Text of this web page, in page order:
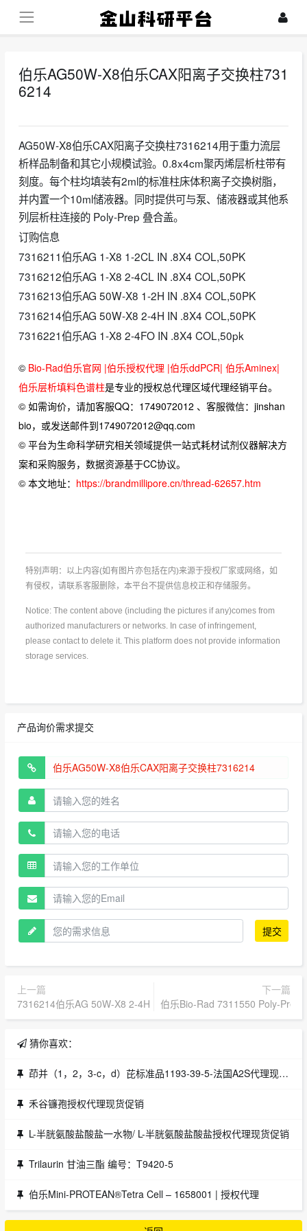
伯乐AG50W-X8伯乐CAX阳离子交换柱731
6214
AG50W-X8伯乐CAX阳离子交换柱7316214用于重力流层
析样品制备和其它小规模试验。0.8x4cm聚丙烯层析柱带有
刻度。每个柱均填装有2ml的标准柱床体积离子交换树脂，
并内置一个10ml储液器。同时提供可与泵、储液器或其他系
列层析柱连接的 Poly-Prep 叠合盖。
订购信息
7316211伯乐AG 1-X8 1-2CL IN .8X4 COL,50PK
7316212伯乐AG 1-X8 2-4CL IN .8X4 COL,50PK
7316213伯乐AG 50W-X8 1-2H IN .8X4 COL,50PK
7316214伯乐AG 50W-X8 2-4H IN .8X4 COL,50PK
7316221伯乐AG 1-X8 2-4FO IN .8X4 COL,50pk
© Bio-Rad伯乐官网 |伯乐授权代理 |伯乐ddPCR| 伯乐Aminex|
伯乐层析填料色谱柱是专业的授权总代理区域代理经销平台。
© 如需询价，请加客服QQ：1749072012 、客服微信：jinshan
bio，或发送邮件到1749072012@qq.com
© 平台为生命科学研究相关领域提供一站式耗材试剂仪器解决方
案和采购服务，数据资源基于CC协议。
© 本文地址： https://brandmillipore.cn/thread-62657.htm
特别声明：以上内容(如有图片亦包括在内)来源于授权厂家或网络，如
有侵权，请联系客服删除，本平台不提供信息校正和存储服务。
Notice: The content above (including the pictures if any)comes from
authorized manufacturers or networks. In case of infringement,
please contact to delete it. This platform does not provide information
storage services.
产品询价需求提交
提交
上一篇
7316214伯乐AG 50W-X8 2-4H IN .8X4 COL,50PK
下一篇
伯乐Bio-Rad 7311550 Poly-
猜你喜欢：
茚并（1，2，3-c，d）芘标准品1193-39-5-法国A2S代理现货促销
禾谷镰孢授权代理现货促销
L-半胱氨酸盐酸盐一水物/ L-半胱氨酸盐酸盐授权代理现货促销
Trilaurin 甘油三酯 编号：T9420-5
伯乐Mini-PROTEAN®Tetra Cell – 1658001 | 授权代理